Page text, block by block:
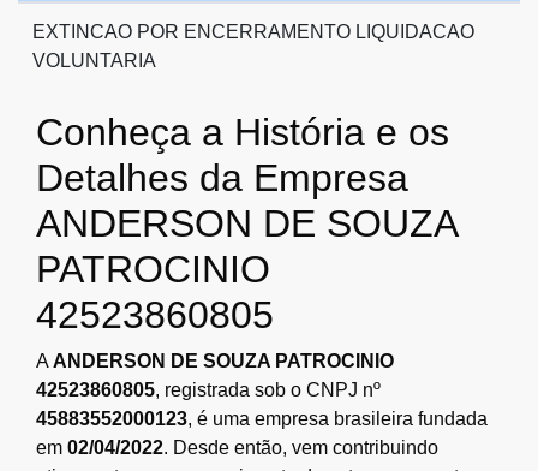
EXTINCAO POR ENCERRAMENTO LIQUIDACAO
VOLUNTARIA
Conheça a História e os
Detalhes da Empresa
ANDERSON DE SOUZA
PATROCINIO
42523860805
AANDERSON DE SOUZA PATROCINIO
42523860805, registrada sob o CNPJ nº
45883552000123, é uma empresa brasileira fundada
em 02/04/2022. Desde então, vem contribuindo